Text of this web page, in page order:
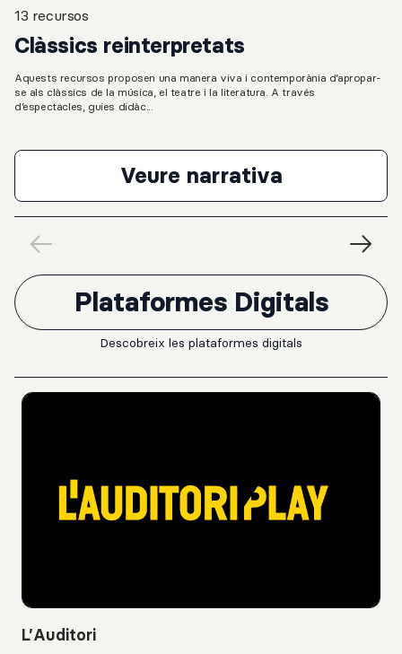
13 recursos
Clàssics reinterpretats
Aquests recursos proposen una manera viva i contemporània d’apropar-
se als clàssics de la música, el teatre i la literatura. A través
d’espectacles, guies didàc...
Veure narrativa
Plataformes Digitals
Descobreix les plataformes digitals
L’Auditori